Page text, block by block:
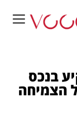
בנכס
הצמיחה